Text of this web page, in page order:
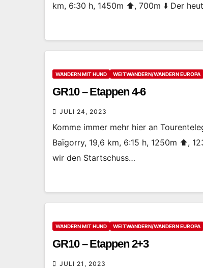
km, 6:30 h, 1450m ⬆️, 700m ⬇️ Der
WANDERN MIT HUND WEITWANDERN/WANDERN EUROPA
GR10 – Etappen 4-6
JULI 24, 2023
Komme immer mehr hier an
Baïgorry, 19,6 km, 6:15 h, 1250m ⬆️,
wir den Startschuss…
WANDERN MIT HUND WEITWANDERN/WANDERN EUROPA
GR10 – Etappen 2+3
JULI 21, 2023